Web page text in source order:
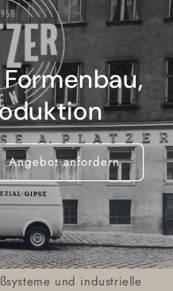
Angebot anfordern
und industrielle